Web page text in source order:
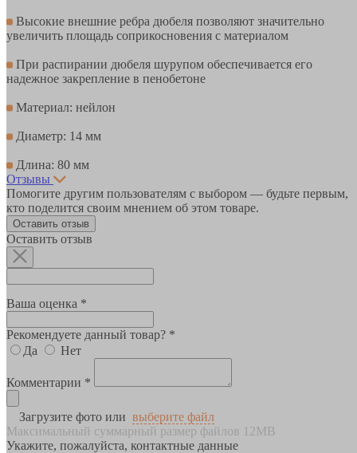
Высокие внешние ребра дюбеля позволяют значительно
увеличить площадь соприкосновения с материалом
При распирании дюбеля шурупом обеспечивается его
надежное закрепление в пенобетоне
Материал: нейлон
Диаметр: 14 мм
Длина: 80 мм
Отзывы
Помогите другим пользователям с выбором — будьте первым,
кто поделится своим мнением об этом товаре.
Оставить отзыв
Оставить отзыв
Ваша оценка *
Рекомендуете данный товар? *
Да
Нет
Комментарии *
Загрузите фото или выберите файл
Максимальный суммарный размер файлов 12MB
Укажите, пожалуйста, контактные данные